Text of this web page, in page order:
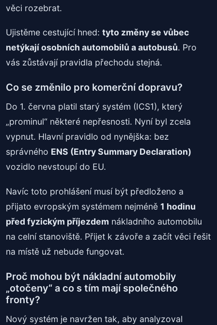
věci rozebrat.
Ujistěme cestující hned: tyto změny se vůbec
netýkají osobních automobilů a autobusů. Pro
vás zůstávají pravidla přechodu stejná.
Co se změnilo pro komerční dopravu?
Do 1. června platil starý systém (ICS1), který
„prominul“ některé nepřesnosti. Nyní byl zcela
vypnut. Hlavní pravidlo od nynějška: bez
správného ENS (Entry Summary Declaration)
vozidlo nevstoupí do EU.
Navíc toto prohlášení musí být předloženo a
přijato evropským systémem nejméně 1 hodinu
před fyzickým příjezdem nákladního automobilu
na celní stanoviště. Přijet k závoře a začít věci řešit
na místě už nebude fungovat.
Proč mohou být nákladní automobily
„otočeny“ a co s tím mají společného
fronty?
Nový systém je navržen tak, aby analyzoval